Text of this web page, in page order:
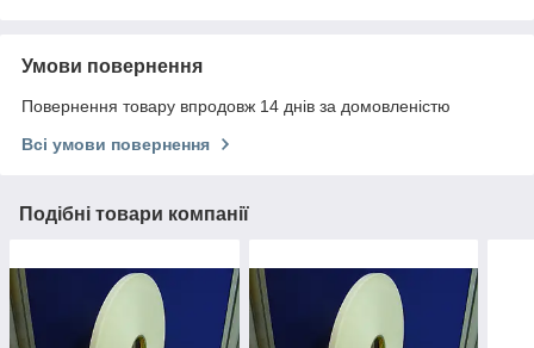
Умови повернення
Повернення товару впродовж 14 днів за домовленістю
Всі умови повернення
Подібні товари компанії